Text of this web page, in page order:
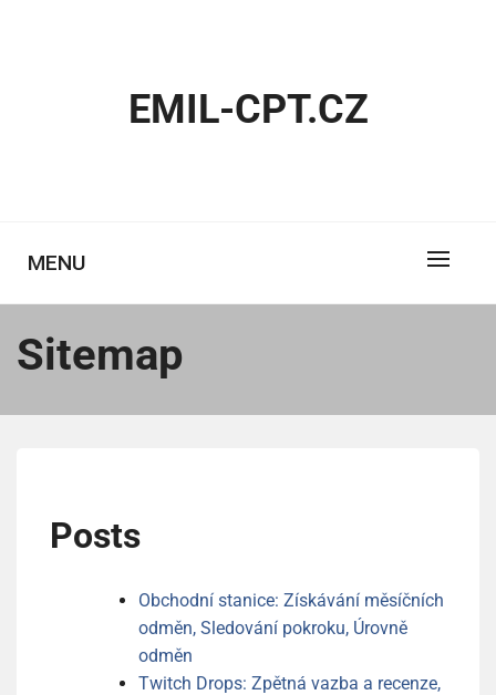
EMIL-CPT.CZ
MENU
Sitemap
Posts
Obchodní stanice: Získávání měsíčních
odměn, Sledování pokroku, Úrovně
odměn
Twitch Drops: Zpětná vazba a recenze,